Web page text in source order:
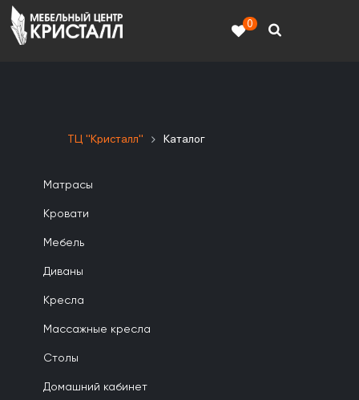
0
ТЦ "Кристалл" Каталог
Матрасы
Кровати
Мебель
Диваны
Кресла
Массажные кресла
Столы
Домашний кабинет